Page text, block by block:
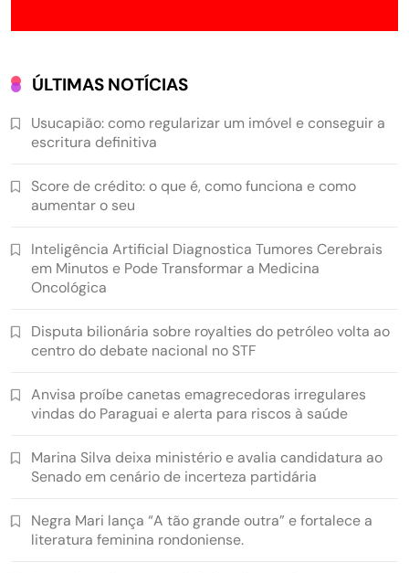
ÚLTIMAS NOTÍCIAS
Usucapião: como regularizar um imóvel e conseguir a
escritura definitiva
Score de crédito: o que é, como funciona e como
aumentar o seu
Inteligência Artificial Diagnostica Tumores Cerebrais
em Minutos e Pode Transformar a Medicina
Oncológica
Disputa bilionária sobre royalties do petróleo volta ao
centro do debate nacional no STF
Anvisa proíbe canetas emagrecedoras irregulares
vindas do Paraguai e alerta para riscos à saúde
Marina Silva deixa ministério e avalia candidatura ao
Senado em cenário de incerteza partidária
Negra Mari lança “A tão grande outra” e fortalece a
literatura feminina rondoniense.